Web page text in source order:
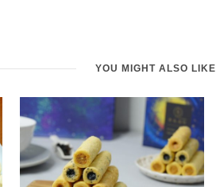
YOU MIGHT ALSO LIKE